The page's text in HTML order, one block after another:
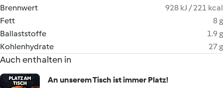
Brennwert
928 kJ / 221 kcal
Fett
8 g
Ballaststoffe
1.9 g
Kohlenhydrate
27 g
Auch enthalten in
An unserem Tisch ist immer Platz!